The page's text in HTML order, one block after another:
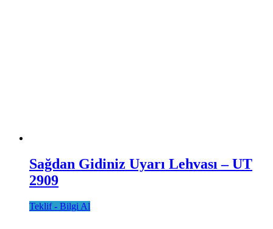
Sağdan Gidiniz Uyarı Lehvası – UT
2909
Teklif - Bilgi Al